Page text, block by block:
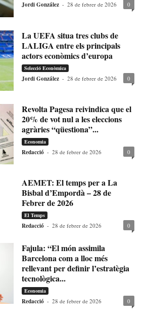
Jordi González - 28 de febrer de 2026 0
La UEFA situa tres clubs de
LALIGA entre els principals
actors econòmics d’europa
Selecció Econòmica
Jordi González - 28 de febrer de 2026 0
Revolta Pagesa reivindica que el
20% de vot nul a les eleccions
agràries “qüestiona”...
Economia
Redacció - 28 de febrer de 2026 0
AEMET: El temps per a La
Bisbal d’Empordà – 28 de
Febrer de 2026
El Temps
Redacció - 28 de febrer de 2026 0
Fajula: “El món assimila
Barcelona com a lloc més
rellevant per definir l’estratègia
tecnològica...
Economia
Redacció - 28 de febrer de 2026 0